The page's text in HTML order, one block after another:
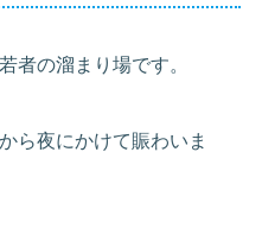
者の溜まり場です。
ら夜にかけて賑わいま